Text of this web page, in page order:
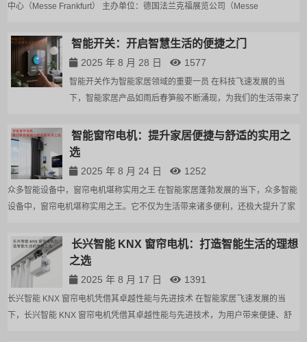
中心（Messe Frankfurt） 主办单位：德国法兰克福展览公司（Messe
本次展会中备受关注的中国智能品牌。 开展...
智能开关：开启智慧生活的便捷之门
2025 年 8 月 28 日 1577
智能开关作为智能家居领域的重要一员 在科技飞速发展的当
下，智能家居产品如雨后春笋般不断涌现，为我们的生活带来了
员，正逐渐成为现代家庭的标配，引领着智慧生活的新潮流。那
么，究竟什么是智能开关？它又...
智能窗帘电机：提升家居便捷与舒适的实用之
选
2025 年 8 月 24 日 1252
众多智能设备中，窗帘电机堪称实用之王 在智能家居蓬勃发展的当下，众多智能
设备中，窗帘电机堪称实用之王。它不仅为生活带来诸多便利，还极大提升了家
机运转。当接收到控制指令，如来自遥...
长兴智能 KNX 窗帘电机：打造智能生活的理想
之选​
2025 年 8 月 17 日 1391
长兴智能 KNX 窗帘电机凭借其卓越性能与先进技术 在智能家居飞速发展的当
下，长兴智能 KNX 窗帘电机凭借其卓越性能与先进技术，为用户带来便捷、舒